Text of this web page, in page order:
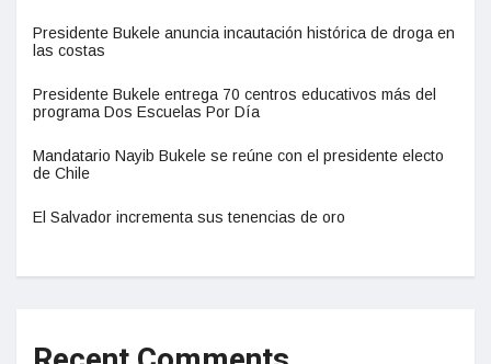
Presidente Bukele anuncia incautación histórica de droga en
las costas
Presidente Bukele entrega 70 centros educativos más del
programa Dos Escuelas Por Día
Mandatario Nayib Bukele se reúne con el presidente electo
de Chile
El Salvador incrementa sus tenencias de oro